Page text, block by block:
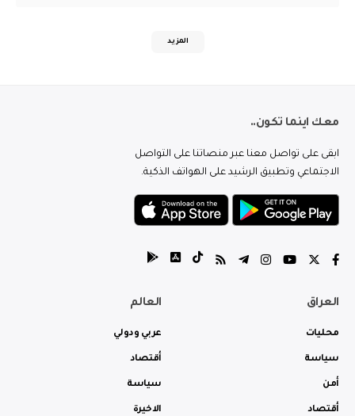
المزيد
معك اينما تكون..
ابقى على تواصل معنا عبر منصاتنا على التواصل
الاجتماعي وتطبيق الرشيد على الهواتف الذكية.
العراق
محليات
سياسة
أمن
أقتصاد
العالم
عربي ودولي
أقتصاد
سياسة
الاخيرة